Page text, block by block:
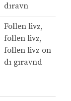
dıravn
Follen livz,
follen livz,
follen livz on
dı gıravnd